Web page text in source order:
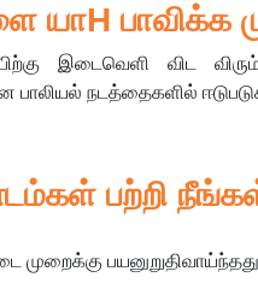
பாவிக்க
இடைவெளி விட
பாலியல் நடத்தைகளில்
பற்றி நீங்கள்